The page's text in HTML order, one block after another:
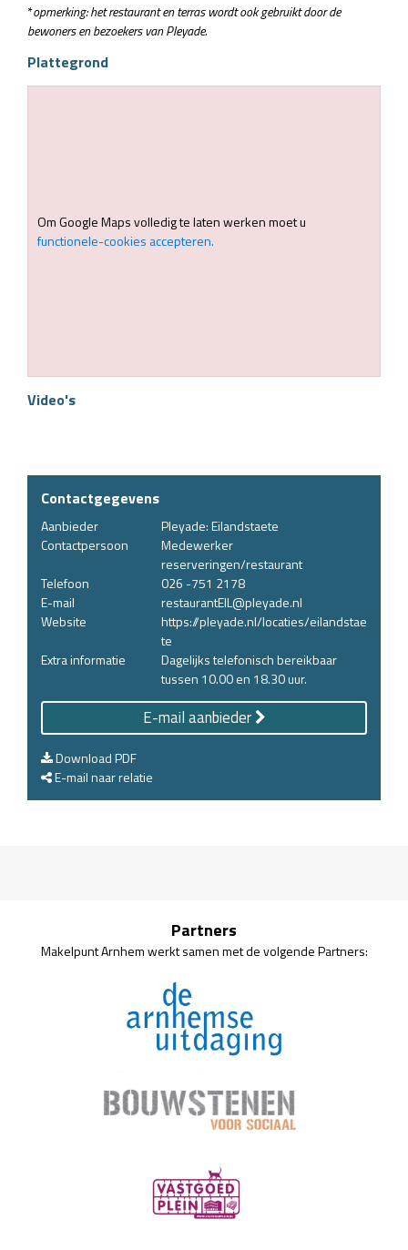
*opmerking: het restaurant en terras wordt ook gebruikt door de
bewoners en bezoekers van Pleyade.
Plattegrond
Om Google Maps volledig te laten werken moet u
functionele-cookies accepteren.
Video's
Contactgegevens
Aanbieder
Pleyade: Eilandstaete
Contactpersoon
Medewerker
reserveringen/restaurant
Telefoon
026 -751 2178
E-mail
restaurantEIL@pleyade.nl
Website
https://pleyade.nl/locaties/eilandstae
te
Extra informatie
Dagelijks telefonisch bereikbaar
tussen 10.00 en 18.30 uur.
E-mail aanbieder
Download PDF
E-mail naar relatie
Partners
Makelpunt Arnhem werkt samen met de volgende Partners: